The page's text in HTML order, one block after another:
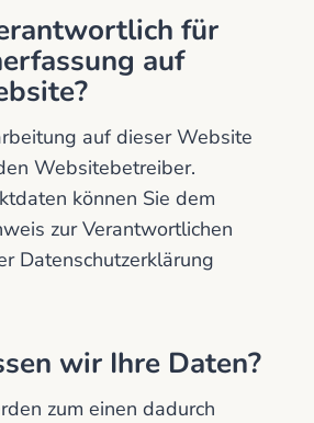
für
auf
auf dieser Website
Websitebetreiber.
können Sie dem
zur Verantwortlichen
Datenschutzerklärung
wir Ihre Daten?
zum einen dadurch